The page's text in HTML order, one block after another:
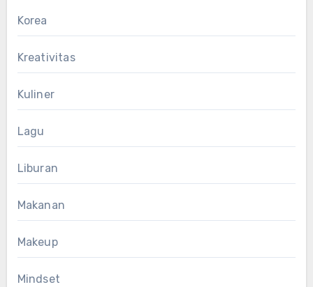
Korea
Kreativitas
Kuliner
Lagu
Liburan
Makanan
Makeup
Mindset